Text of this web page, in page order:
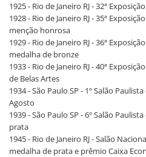
1925 - Rio de Janeiro RJ - 32ª
1928 - Rio de Janeiro RJ - 35ª
menção honrosa
1929 - Rio de Janeiro RJ - 36ª
medalha de bronze
1933 - Rio de Janeiro RJ - 40ª
de Belas Artes
1934 - São Paulo SP - 1º Salão
Agosto
1939 - São Paulo SP - 6º Salão
prata
1945 - Rio de Janeiro RJ - Salão
medalha de prata e prêmio Caixa